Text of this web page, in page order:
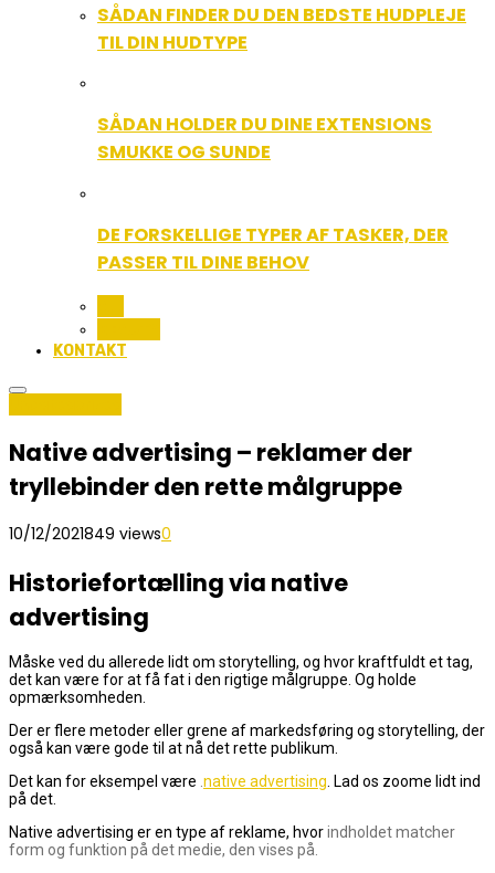
SÅDAN FINDER DU DEN BEDSTE HUDPLEJE
TIL DIN HUDTYPE
SÅDAN HOLDER DU DINE EXTENSIONS
SMUKKE OG SUNDE
DE FORSKELLIGE TYPER AF TASKER, DER
PASSER TIL DINE BEHOV
KONTAKT
Native advertising – reklamer der
tryllebinder den rette målgruppe
10/12/2021849 views0
Historiefortælling via native
advertising
Måske ved du allerede lidt om storytelling, og hvor kraftfuldt et tag,
det kan være for at få fat i den rigtige målgruppe. Og holde
opmærksomheden.
Der er flere metoder eller grene af markedsføring og storytelling, der
også kan være gode til at nå det rette publikum.
Det kan for eksempel være native advertising . Lad os zoome lidt ind
på det.
Native advertising er en type af reklame, hvorindholdet matcher
form og funktion på det medie, den vises på.